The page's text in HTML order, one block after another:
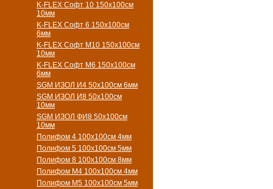
K-FLEX Софт 10 150х100см
10мм
K-FLEX Софт 6 150х100см
6мм
K-FLEX Софт М10 150х100см
10мм
K-FLEX Софт М6 150х100см
6мм
SGM ИЗОЛ И4 50х100см 6мм
SGM ИЗОЛ И8 50х100см
10мм
SGM ИЗОЛ ФИ8 50х100см
10мм
Полифом 4 100х100см 4мм
Полифом 5 100х100см 5мм
Полифом 8 100х100см 8мм
Полифом М4 100х100см 4мм
Полифом М5 100х100см 5мм